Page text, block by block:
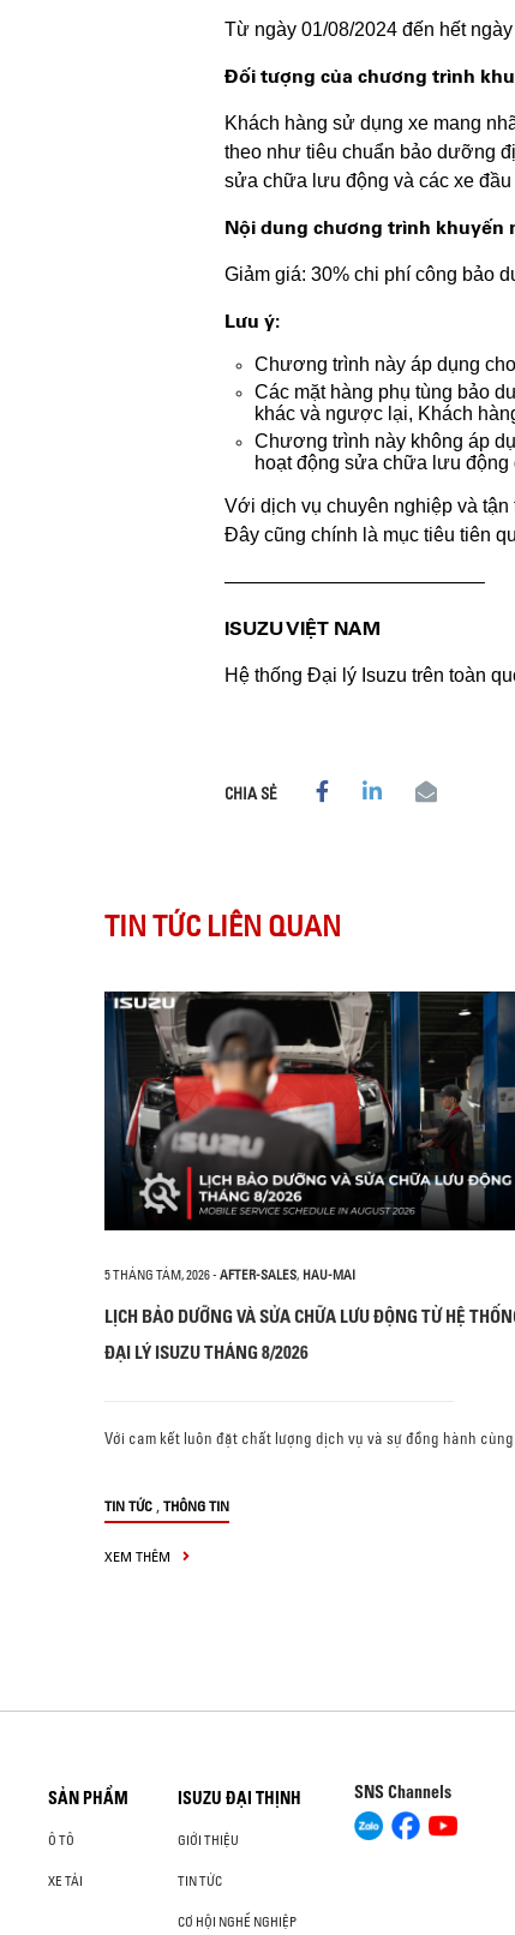
Từ ngày 01/08/2024 đến hết
Đối tượng của chương trình
Khách hàng sử dụng xe mang
theo như tiêu chuẩn bảo dưỡng
sửa chữa lưu động và các xe
Nội dung chương trình khuyến
Giảm giá: 30% chi phí công bảo
Lưu ý:
Chương trình này áp dụng
Các mặt hàng phụ tùng bảo
khác và ngược lại, Khách
Chương trình này không áp
hoạt động sửa chữa lưu động
Với dịch vụ chuyên nghiệp và
Đây cũng chính là mục tiêu tiên
—————————————–
ISUZU VIỆT NAM
Hệ thống Đại lý Isuzu trên toàn
CHIA SẺ
TIN TỨC LIÊN QUAN
5 THÁNG TÁM, 2026- AFTER-SALES, HAU-MAI
LỊCH BẢO DƯỠNG VÀ SỬA CHỮA LƯU ĐỘNG TỪ HỆ
ĐẠI LÝ ISUZU THÁNG 8/2026
Với cam kết luôn đặt chất lượng dịch vụ và sự đồng hành
TIN TỨC , THÔNG TIN
XEM THÊM
SẢN PHẨM
Ô TÔ
XE TẢI
ISUZU ĐẠI THỊNH
GIỚI THIỆU
TIN TỨC
CƠ HỘI NGHỀ NGHIỆP
SNS Channels